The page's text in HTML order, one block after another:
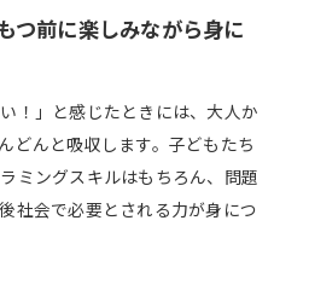
つ前に楽しみながら身に
！」と感じたときには、大人か
どんと吸収します。子どもたち
ミングスキルはもちろん、問題
社会で必要とされる力が身につ